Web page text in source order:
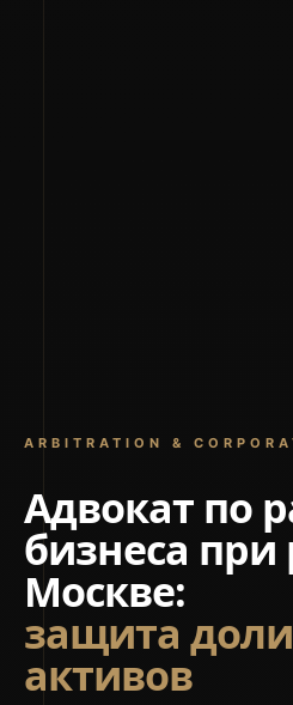
ARBITRATION &
Адвокат по
бизнеса при
Москве:
защита
активов